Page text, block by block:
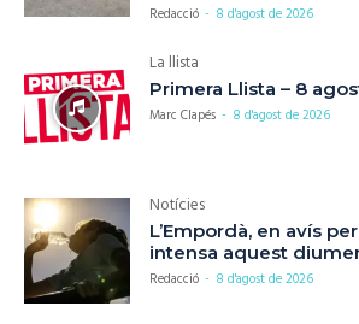
Redacció - 8 d'agost de 2026
La llista
Primera Llista – 8
Marc Clapés - 8 d'agost de 2026
Notícies
L’Empordà, en avís
intensa aquest
Redacció - 8 d'agost de 2026